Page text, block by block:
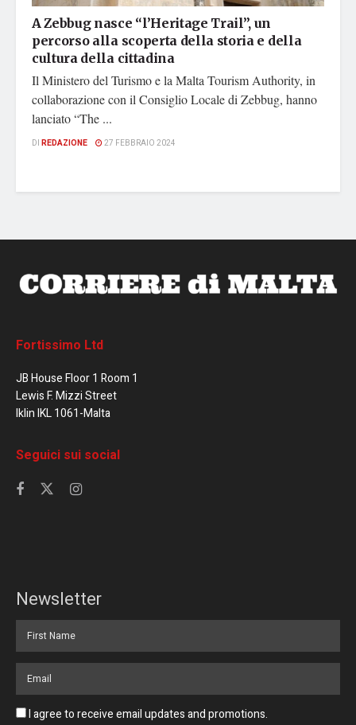
A Zebbug nasce “l’Heritage Trail”, un
percorso alla scoperta della storia e della
cultura della cittadina
Il Ministero del Turismo e la Malta Tourism Authority, in
collaborazione con il Consiglio Locale di Zebbug, hanno
lanciato “The ...
DI REDAZIONE 27 FEBBRAIO 2024
Fortissimo Ltd
JB House Floor 1 Room 1
Lewis F. Mizzi Street
Iklin IKL 1061-Malta
Seguici sui social
Newsletter
I agree to receive email updates and promotions.